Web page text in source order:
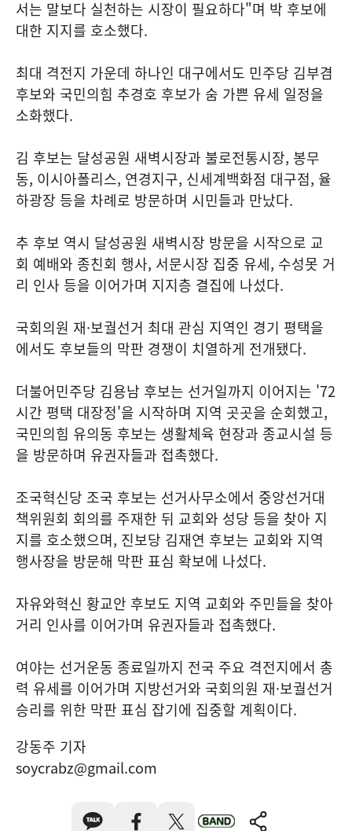
서는 말보다 실천하는 시장이 필요하다"며 박 후보에
대한 지지를 호소했다.
최대 격전지 가운데 하나인 대구에서도 민주당 김부겸
후보와 국민의힘 추경호 후보가 숨 가쁜 유세 일정을
소화했다.
김 후보는 달성공원 새벽시장과 불로전통시장, 봉무
동, 이시아폴리스, 연경지구, 신세계백화점 대구점, 율
하광장 등을 차례로 방문하며 시민들과 만났다.
추 후보 역시 달성공원 새벽시장 방문을 시작으로 교
회 예배와 종친회 행사, 서문시장 집중 유세, 수성못 거
리 인사 등을 이어가며 지지층 결집에 나섰다.
국회의원 재·보궐선거 최대 관심 지역인 경기 평택을
에서도 후보들의 막판 경쟁이 치열하게 전개됐다.
더불어민주당 김용남 후보는 선거일까지 이어지는 '72
시간 평택 대장정'을 시작하며 지역 곳곳을 순회했고,
국민의힘 유의동 후보는 생활체육 현장과 종교시설 등
을 방문하며 유권자들과 접촉했다.
조국혁신당 조국 후보는 선거사무소에서 중앙선거대
책위원회 회의를 주재한 뒤 교회와 성당 등을 찾아 지
지를 호소했으며, 진보당 김재연 후보는 교회와 지역
행사장을 방문해 막판 표심 확보에 나섰다.
자유와혁신 황교안 후보도 지역 교회와 주민들을 찾아
거리 인사를 이어가며 유권자들과 접촉했다.
여야는 선거운동 종료일까지 전국 주요 격전지에서 총
력 유세를 이어가며 지방선거와 국회의원 재·보궐선거
승리를 위한 막판 표심 잡기에 집중할 계획이다.
강동주 기자
soycrabz@gmail.com